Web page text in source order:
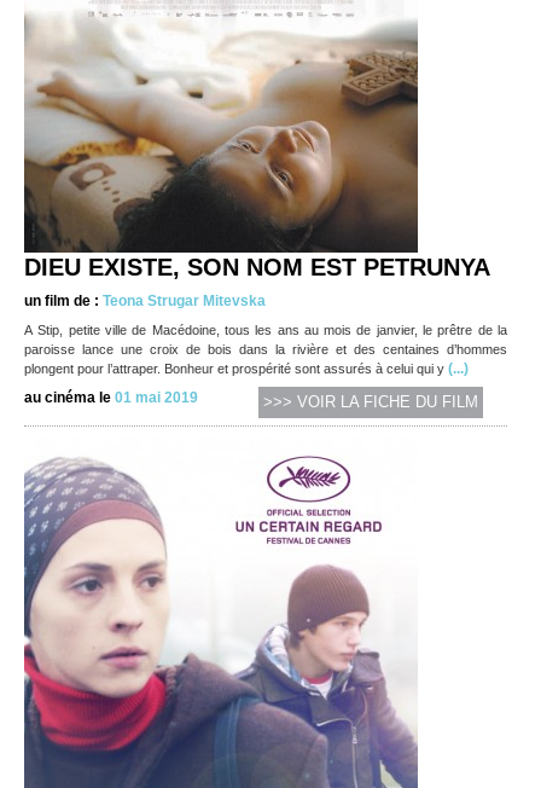
DIEU EXISTE, SON NOM EST PETRUNYA
un film de : Teona Strugar Mitevska
A Stip, petite ville de Macédoine, tous les ans au mois de janvier, le prêtre de la
paroisse lance une croix de bois dans la rivière et des centaines d’hommes
plongent pour l’attraper. Bonheur et prospérité sont assurés à celui qui y (...)
au cinéma le 01 mai 2019 >>> VOIR LA FICHE DU FILM